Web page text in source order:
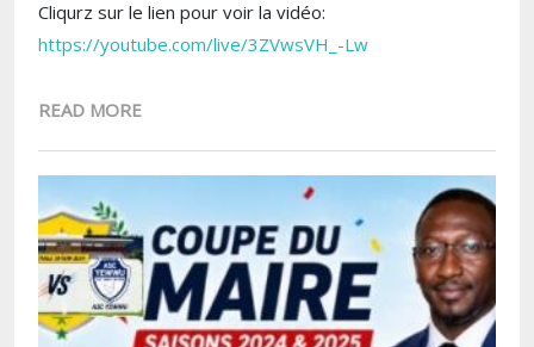
Cliqurz sur le lien pour voir la vidéo:
https://youtube.com/live/3ZVwsVH_-Lw
READ MORE